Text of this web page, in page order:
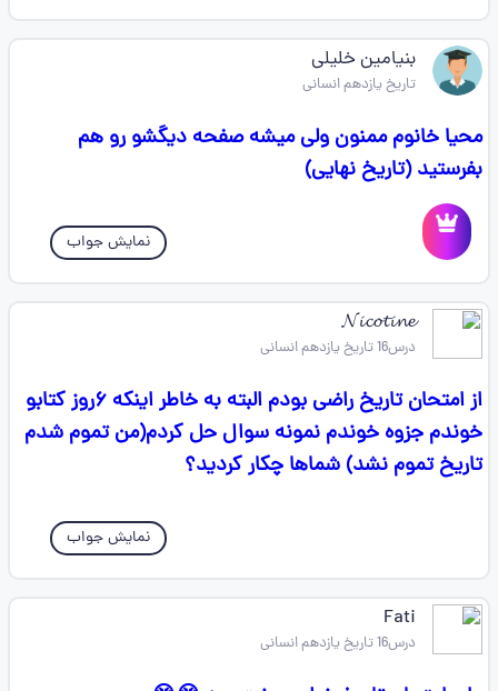
بنیامین خلیلی
تاریخ یازدهم انسانی
محیا خانوم ممنون ولی میشه صفحه دیگشو رو هم
بفرستید (تاریخ نهایی)
نمایش جواب
𝓝𝓲𝓬𝓸𝓽𝓲𝓷𝓮
درس16 تاریخ یازدهم انسانی
از امتحان تاریخ راضی بودم البته به خاطر اینکه ۶روز کتابو
خوندم جزوه خوندم نمونه سوال حل کردم(من تموم شدم
تاریخ تموم نشد) شماها چکار کردید؟
نمایش جواب
Fati
درس16 تاریخ یازدهم انسانی